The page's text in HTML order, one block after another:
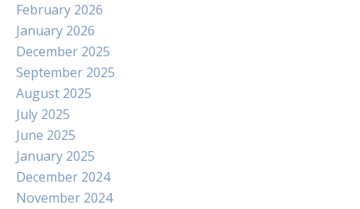
February 2026
January 2026
December 2025
September 2025
August 2025
July 2025
June 2025
January 2025
December 2024
November 2024